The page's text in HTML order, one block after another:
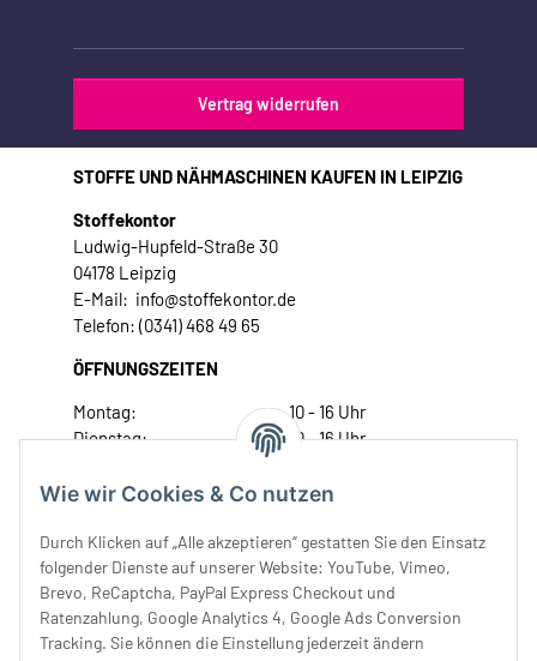
Wie wir Cookies & Co nutzen
Durch Klicken auf „Alle akzeptieren“ gestatten Sie den Einsatz
folgender Dienste auf unserer Website: YouTube, Vimeo,
Brevo, ReCaptcha, PayPal Express Checkout und
Ratenzahlung, Google Analytics 4, Google Ads Conversion
Tracking. Sie können die Einstellung jederzeit ändern
Vertrag widerrufen
STOFFE UND NÄHMASCHINEN KAUFEN IN LEIPZIG
Stoffekontor
Ludwig-Hupfeld-Straße 30
04178 Leipzig
E-Mail: info@stoffekontor.de
Telefon: (0341) 468 49 65
ÖFFNUNGSZEITEN
Montag:
10 - 16 Uhr
Dienstag:
10 - 16 Uhr
Donnerstag:
10 - 18 Uhr
Samstag:
10 - 14 Uhr
Unser Service
Rechtliches